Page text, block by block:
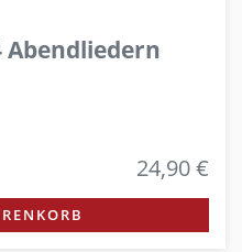
Abendliedern
24,90 €